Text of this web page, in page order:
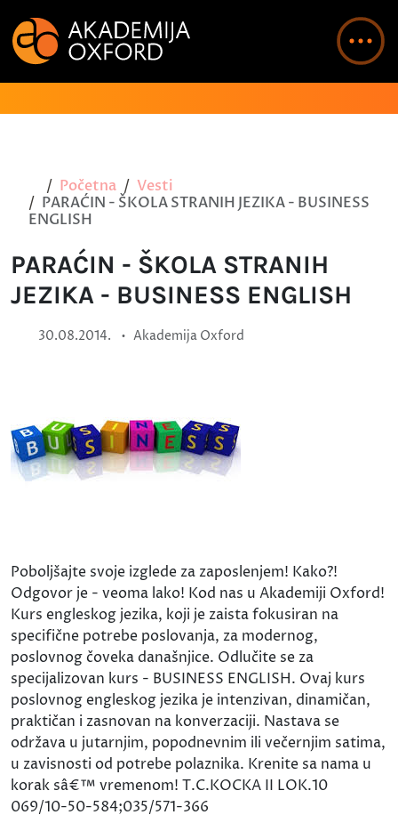
Početna
Vesti
PARAĆIN - ŠKOLA STRANIH JEZIKA - BUSINESS
ENGLISH
PARAĆIN - ŠKOLA STRANIH
JEZIKA - BUSINESS ENGLISH
30.08.2014. • Akademija Oxford
Poboljšajte svoje izglede za zaposlenjem! Kako?!
Odgovor je - veoma lako! Kod nas u Akademiji Oxford!
Kurs engleskog jezika, koji je zaista fokusiran na
specifične potrebe poslovanja, za modernog,
poslovnog čoveka današnjice. Odlučite se za
specijalizovan kurs - BUSINESS ENGLISH. Ovaj kurs
poslovnog engleskog jezika je intenzivan, dinamičan,
praktičan i zasnovan na konverzaciji. Nastava se
održava u jutarnjim, popodnevnim ili večernjim satima,
u zavisnosti od potrebe polaznika. Krenite sa nama u
korak sâ€™ vremenom! T.C.KOCKA II LOK.10
069/10-50-584;035/571-366